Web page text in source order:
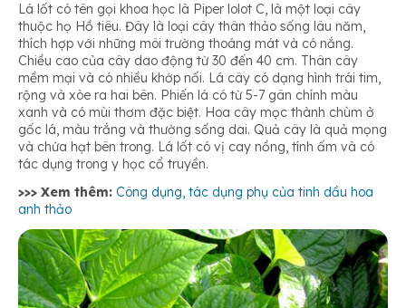
Giải cảm
Điều trị rắn cắn, say nấm
Trị đau nhức xương khớp khi trời lạnh
Chữa sưng đau ở đầu gối
Chữa phù thũng do suy thận
Lá lốt có tên gọi khoa học là Piper lolot C, là một loại cây
thuộc họ Hồ tiêu. Đây là loại cây thân thảo sống lâu năm,
thích hợp với những môi trường thoáng mát và có nắng.
Chiều cao của cây dao động từ 30 đến 40 cm. Thân cây
mềm mại và có nhiều khớp nối. Lá cây có dạng hình trái tim,
rộng và xòe ra hai bên. Phiến lá có từ 5-7 gân chính màu
xanh và có mùi thơm đặc biệt. Hoa cây mọc thành chùm ở
gốc lá, màu trắng và thường sống dai. Quả cây là quả mọng
và chứa hạt bên trong. Lá lốt có vị cay nồng, tính ấm và có
tác dụng trong y học cổ truyền.
>>> Xem thêm: Công dụng, tác dụng phụ của tinh dầu hoa
anh thảo